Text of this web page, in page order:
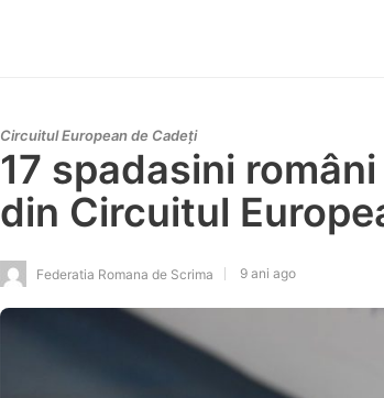
Circuitul European de Cadeți
17 spadasini
din Circuitul
Federatia Romana de Scrima 9 ani ago